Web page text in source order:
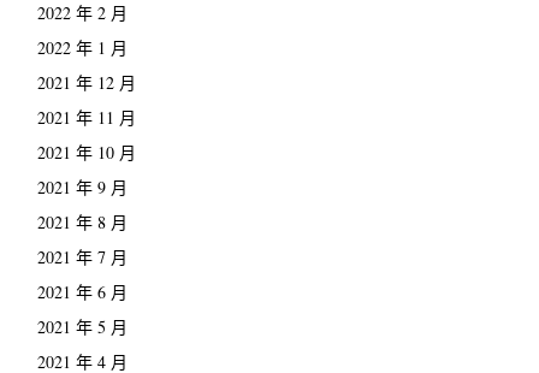
2022 年 2 月
2022 年 1 月
2021 年 12 月
2021 年 11 月
2021 年 10 月
2021 年 9 月
2021 年 8 月
2021 年 7 月
2021 年 6 月
2021 年 5 月
2021 年 4 月